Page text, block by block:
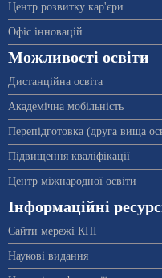
Центр розвитку кар'єри
Офіс інновацій
Можливості освіти
Дистанційна освіта
Академічна мобільність
Перепідготовка (друга вища
Підвищення кваліфікації
Центр міжнародної освіти
Інформаційні
Сайти мережі КПІ
Наукові видання